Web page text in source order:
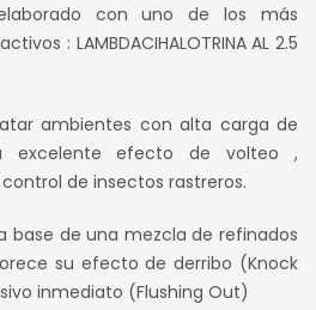
con uno de los más
: LAMBDACIHALOTRINA AL 2.5
ambientes con alta carga de
excelente efecto de volteo ,
de insectos rastreros.
base de una mezcla de refinados
su efecto de derribo (Knock
inmediato (Flushing Out)